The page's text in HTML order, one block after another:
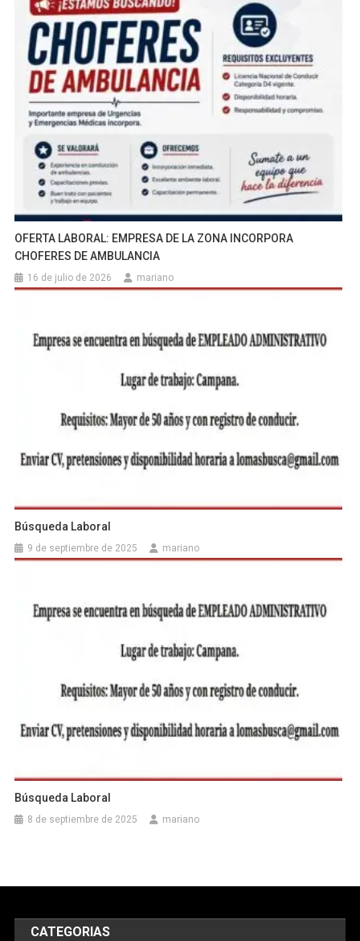
OFERTA LABORAL: EMPRESA DE LA ZONA INCORPORA
CHOFERES DE AMBULANCIA
16 de julio de 2026 mariano
Búsqueda Laboral
9 de septiembre de 2025 mariano
Búsqueda Laboral
8 de septiembre de 2025 mariano
CATEGORIAS